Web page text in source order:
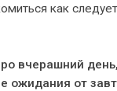
как
вчерашний
ожидания от